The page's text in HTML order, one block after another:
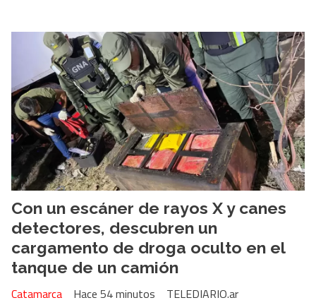
Con un escáner de rayos X y canes
detectores, descubren un
cargamento de droga oculto en el
tanque de un camión
TELEDIARIO.ar
Catamarca
Hace 54 minutos